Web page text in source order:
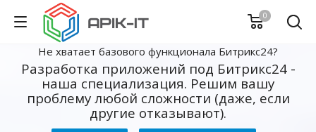
0
Не хватает базового функционала Битрикс24?
Разработка приложений под Битрикс24 -
наша специализация. Решим вашу
проблему любой сложности (даже, если
другие отказывают).